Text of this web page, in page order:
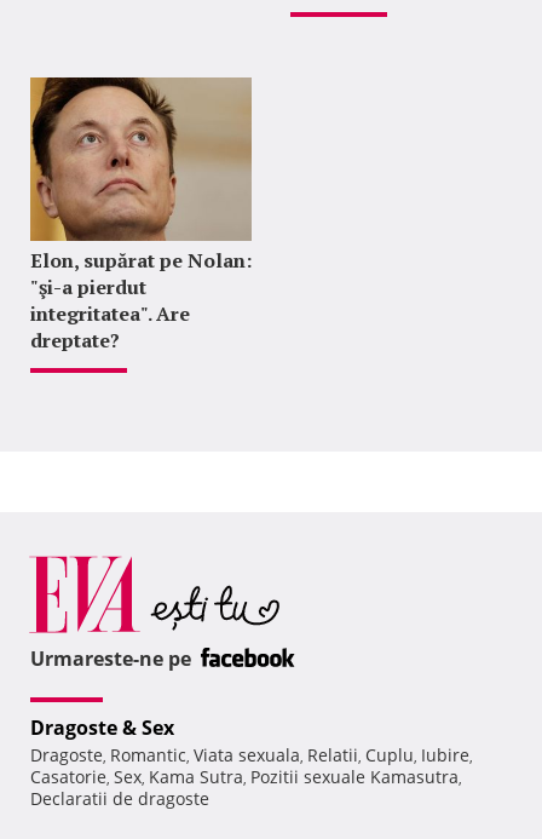
Elon, supărat pe Nolan:
"şi-a pierdut
integritatea". Are
dreptate?
Urmareste-ne pe
Dragoste & Sex
Dragoste, Romantic, Viata sexuala, Relatii, Cuplu, Iubire,
Casatorie, Sex, Kama Sutra, Pozitii sexuale Kamasutra,
Declaratii de dragoste